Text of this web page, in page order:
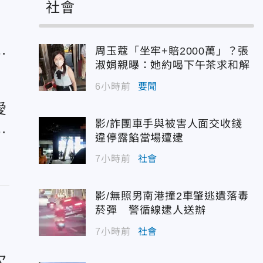
社會
周玉蔻「坐牢+賠2000萬」？張
淑娟親曝：她約喝下午茶求和解
6小時前 要聞
影/詐團車手與被害人面交收錢
違停露餡當場遭逮
7小時前 社會
影/無照男南港撞2車肇逃遺落毒
菸彈 警循線逮人送辦
7小時前 社會